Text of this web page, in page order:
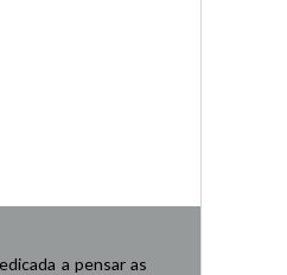
a pensar as